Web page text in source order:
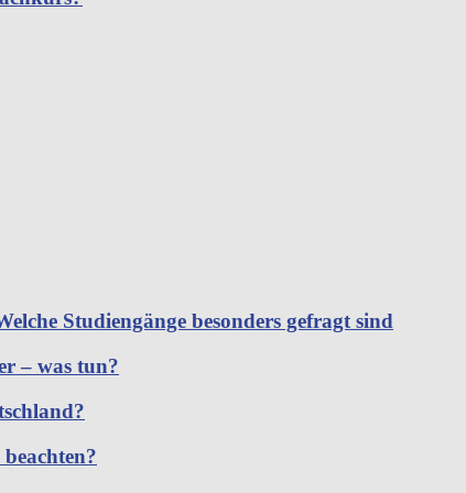
Studiengänge besonders gefragt sind
– was tun?